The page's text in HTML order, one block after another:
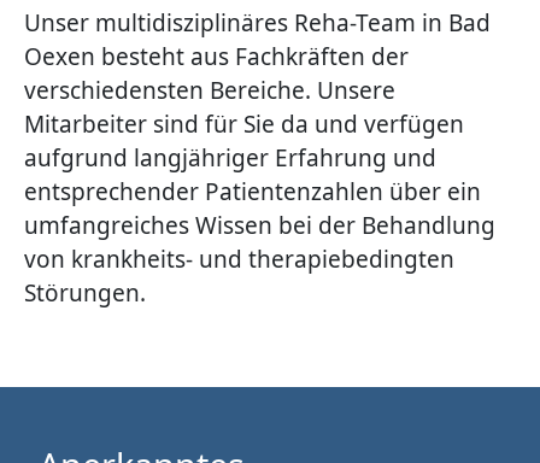
Unser multidisziplinäres Reha-Team in Bad
Oexen besteht aus Fachkräften der
verschiedensten Bereiche. Unsere
Mitarbeiter sind für Sie da und verfügen
aufgrund langjähriger Erfahrung und
entsprechender Patientenzahlen über ein
umfangreiches Wissen bei der Behandlung
von krankheits- und therapiebedingten
Störungen.